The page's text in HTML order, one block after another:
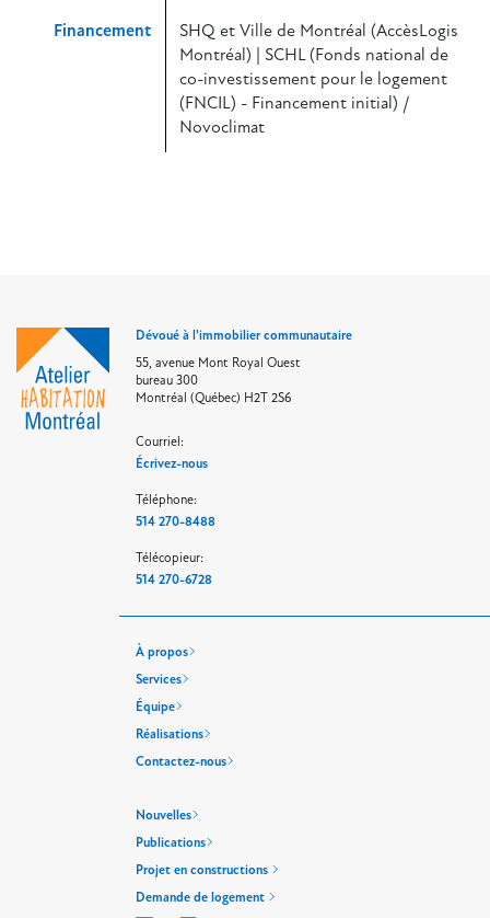
Financement
SHQ et Ville de Montréal (AccèsLogis
Montréal) | SCHL (Fonds national de
co-investissement pour le logement
(FNCIL) - Financement initial) /
Novoclimat
Dévoué à l'immobilier communautaire
55, avenue Mont Royal Ouest
bureau 300
Montréal (Québec) H2T 2S6
Courriel:
Écrivez-nous
Téléphone:
514 270-8488
Télécopieur:
514 270-6728
À propos
Services
Équipe
Réalisations
Contactez-nous
Nouvelles
Publications
Projet en constructions
Demande de logement